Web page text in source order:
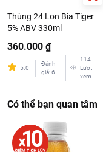
Thùng 24 Lon Bia Tiger
5% ABV 330ml
360.000 ₫
5.0
Đánh
giá:6
114
Lượt
xem
Có thể bạn quan tâm